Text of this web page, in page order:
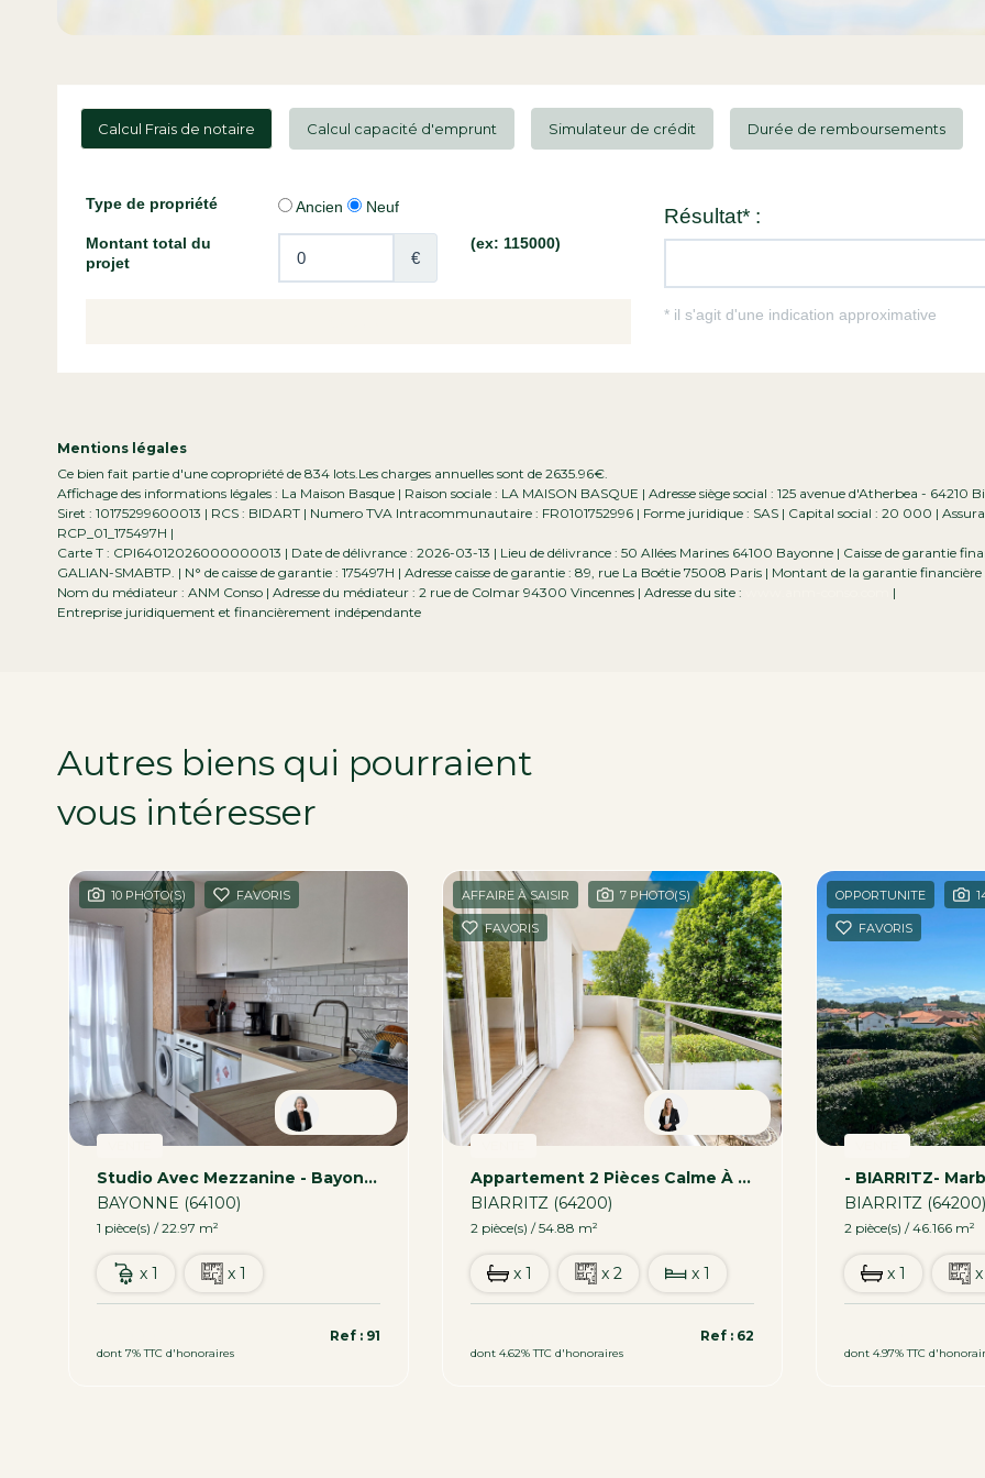
Calcul Frais de notaire Calcul capacité d'emprunt Simulateur de crédit Durée de remboursements
Mentions légales
Ce bien fait partie d'une copropriété de 834 lots.Les charges annuelles sont de 2635.96€.
Affichage des informations légales : La Maison Basque | Raison sociale : LA MAISON BASQUE | Adresse siège social : 125 avenue d'Atherbea - 64210
Siret : 10175299600013 | RCS : BIDART | Numero TVA Intracommunautaire : FR0101752996 | Forme juridique : SAS | Capital social : 20 000 |
RCP_01_175497H |
Carte T : CPI64012026000000013 | Date de délivrance : 2026-03-13 | Lieu de délivrance : 50 Allées Marines 64100 Bayonne | Caisse de garantie
GALIAN-SMABTP. | N° de caisse de garantie : 175497H | Adresse caisse de garantie : 89, rue La Boétie 75008 Paris | Montant de la garantie
Nom du médiateur : ANM Conso | Adresse du médiateur : 2 rue de Colmar 94300 Vincennes | Adresse du site :
|
Entreprise juridiquement et financièrement indépendante
Autres biens qui pourraient
vous intéresser
10 PHOTO(S) FAVORIS
Studio Avec Mezzanine - Bayonne 22.97 M2
BAYONNE (64100)
1 pièce(s) / 22.97 m²
x 1 x 1
dont 7% TTC d'honoraires
Ref : 91
AFFAIRE À SAISIR 7 PHOTO(S)
FAVORIS
Appartement 2 Pièces Calme À Vendre À Biarritz - Excellent État
BIARRITZ (64200)
2 pièce(s) / 54.88 m²
x 1 x 2 x 1
dont 4.62% TTC d'honoraires
Ref : 62
OPPORTUNITE
FAVORIS
BIARRITZ (64200)
2 pièce(s) / 46.166 m²
x 1
dont 4.97% TTC